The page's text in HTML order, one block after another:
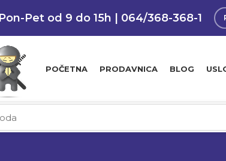
Pet od 9 do 15h | 064/368-368-1
POČETNA PRODAVNICA BLOG